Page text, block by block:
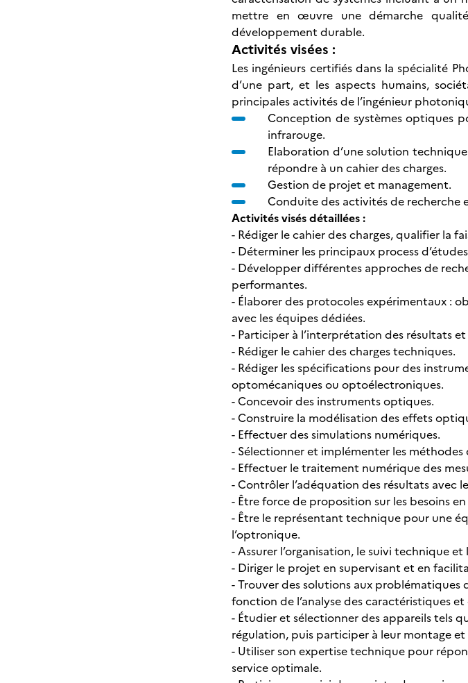
mettre en œuvre une démarche
développement durable.
Activités visées :
Les ingénieurs certifiés dans la spécialité
d’une part, et les aspects humains,
principales activités de l’ingénieur
Conception de systèmes optiques
infrarouge.
Elaboration d’une solution
répondre à un cahier des charges.
Gestion de projet et management.
Conduite des activités de
Activités visés détaillées :
- Rédiger le cahier des charges, qualifier la
- Déterminer les principaux process
- Développer différentes approches de
performantes.
- Élaborer des protocoles expérimentaux :
avec les équipes dédiées.
- Participer à l’interprétation des résultats
- Rédiger le cahier des charges techniques.
- Rédiger les spécifications pour des
optomécaniques ou optoélectroniques.
- Concevoir des instruments optiques.
- Construire la modélisation des effets
- Effectuer des simulations numériques.
- Sélectionner et implémenter les méthodes
- Effectuer le traitement numérique des
- Contrôler l’adéquation des résultats avec
- Être force de proposition sur les besoins
- Être le représentant technique pour une
l’optronique.
- Assurer l’organisation, le suivi technique
- Diriger le projet en supervisant et en
- Trouver des solutions aux
fonction de l’analyse des caractéristiques
- Étudier et sélectionner des appareils tels
régulation, puis participer à leur montage
- Utiliser son expertise technique pour
service optimale.